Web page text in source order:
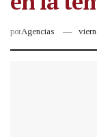
porAgencias